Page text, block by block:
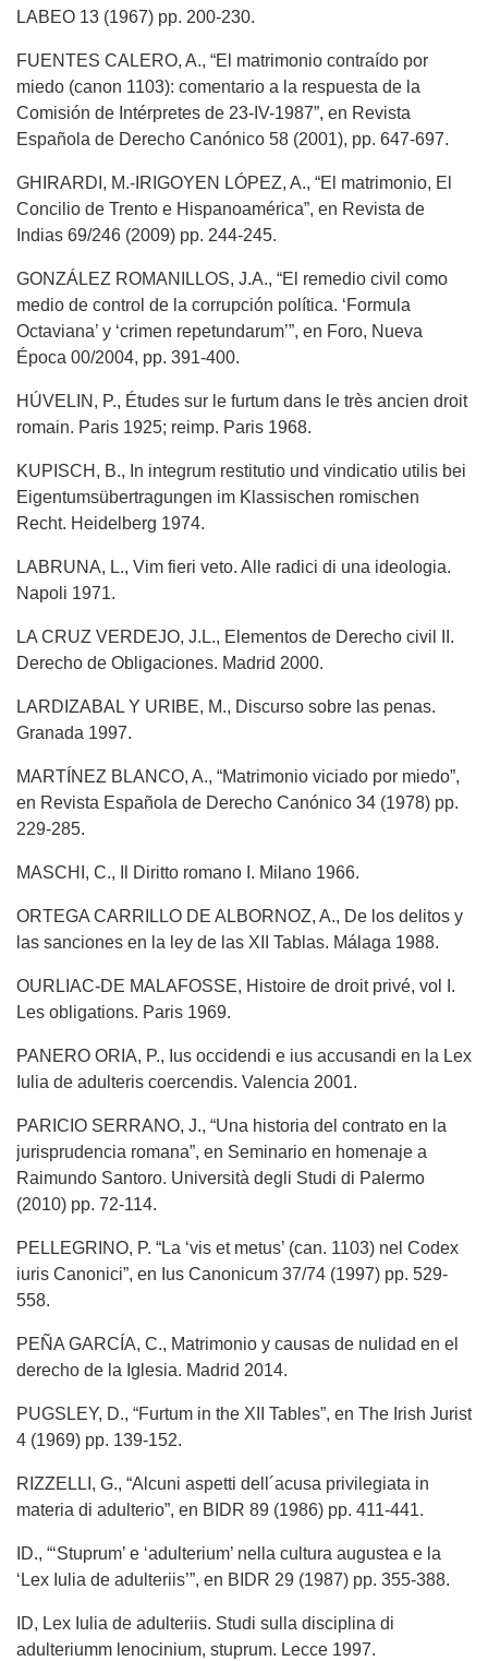
LABEO 13 (1967) pp. 200-230.
FUENTES CALERO, A., “El matrimonio contraído por
miedo (canon 1103): comentario a la respuesta de la
Comisión de Intérpretes de 23-IV-1987”, en Revista
Española de Derecho Canónico 58 (2001), pp. 647-697.
GHIRARDI, M.-IRIGOYEN LÓPEZ, A., “El matrimonio, El
Concilio de Trento e Hispanoamérica”, en Revista de
Indias 69/246 (2009) pp. 244-245.
GONZÁLEZ ROMANILLOS, J.A., “El remedio civil como
medio de control de la corrupción política. ‘Formula
Octaviana’ y ‘crimen repetundarum’”, en Foro, Nueva
Época 00/2004, pp. 391-400.
HÚVELIN, P., Études sur le furtum dans le très ancien droit
romain. Paris 1925; reimp. Paris 1968.
KUPISCH, B., In integrum restitutio und vindicatio utilis bei
Eigentumsübertragungen im Klassischen romischen
Recht. Heidelberg 1974.
LABRUNA, L., Vim fieri veto. Alle radici di una ideologia.
Napoli 1971.
LA CRUZ VERDEJO, J.L., Elementos de Derecho civil II.
Derecho de Obligaciones. Madrid 2000.
LARDIZABAL Y URIBE, M., Discurso sobre las penas.
Granada 1997.
MARTÍNEZ BLANCO, A., “Matrimonio viciado por miedo”,
en Revista Española de Derecho Canónico 34 (1978) pp.
229-285.
MASCHI, C., Il Diritto romano I. Milano 1966.
ORTEGA CARRILLO DE ALBORNOZ, A., De los delitos y
las sanciones en la ley de las XII Tablas. Málaga 1988.
OURLIAC-DE MALAFOSSE, Histoire de droit privé, vol I.
Les obligations. Paris 1969.
PANERO ORIA, P., Ius occidendi e ius accusandi en la Lex
Iulia de adulteris coercendis. Valencia 2001.
PARICIO SERRANO, J., “Una historia del contrato en la
jurisprudencia romana”, en Seminario en homenaje a
Raimundo Santoro. Università degli Studi di Palermo
(2010) pp. 72-114.
PELLEGRINO, P. “La ‘vis et metus’ (can. 1103) nel Codex
iuris Canonici”, en Ius Canonicum 37/74 (1997) pp. 529-
558.
PEÑA GARCÍA, C., Matrimonio y causas de nulidad en el
derecho de la Iglesia. Madrid 2014.
PUGSLEY, D., “Furtum in the XII Tables”, en The Irish Jurist
4 (1969) pp. 139-152.
RIZZELLI, G., “Alcuni aspetti dell´acusa privilegiata in
materia di adulterio”, en BIDR 89 (1986) pp. 411-441.
ID., “‘Stuprum’ e ‘adulterium’ nella cultura augustea e la
‘Lex Iulia de adulteriis’”, en BIDR 29 (1987) pp. 355-388.
ID, Lex Iulia de adulteriis. Studi sulla disciplina di
adulteriumm lenocinium, stuprum. Lecce 1997.